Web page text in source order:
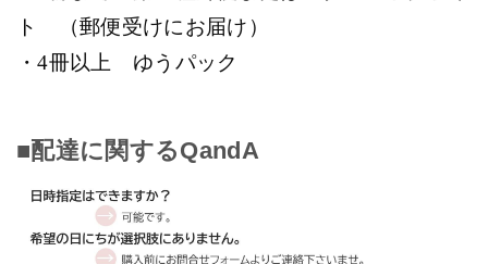
ト （郵便受けにお届け）
・4冊以上 ゆうパック
■配達に関するQandA